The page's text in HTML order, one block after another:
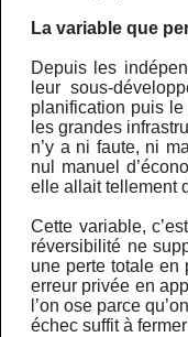
La variable que
Depuis les
leur sous-
planification puis le
les grandes
n’y a ni faute, ni
nul manuel
elle allait tellement
Cette variable,
réversibilité ne
une perte totale en
erreur privée en
l’on ose parce
échec suffit à fermer